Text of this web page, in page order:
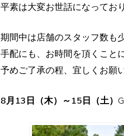
平素は大変お世話になってお
期間中は店舗のスタッフ数も
手配にも、お時間を頂くこと
予めご了承の程、宜しくお願
8月13日（木）～15日（土）